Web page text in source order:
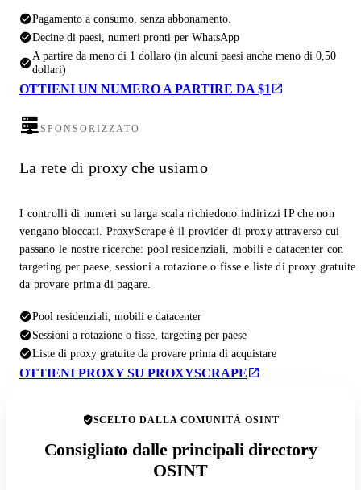
Pagamento a consumo, senza abbonamento.
Decine di paesi, numeri pronti per WhatsApp
A partire da meno di 1 dollaro (in alcuni paesi anche meno di 0,50
dollari)
OTTIENI UN NUMERO A PARTIRE DA $1
SPONSORIZZATO
La rete di proxy che usiamo
I controlli di numeri su larga scala richiedono indirizzi IP che non
vengano bloccati. ProxyScrape è il provider di proxy attraverso cui
passano le nostre ricerche: pool residenziali, mobili e datacenter con
targeting per paese, sessioni a rotazione o fisse e liste di proxy gratuite
da provare prima di pagare.
Pool residenziali, mobili e datacenter
Sessioni a rotazione o fisse, targeting per paese
Liste di proxy gratuite da provare prima di acquistare
OTTIENI PROXY SU PROXYSCRAPE
SCELTO DALLA COMUNITÀ OSINT
Consigliato dalle principali directory
OSINT